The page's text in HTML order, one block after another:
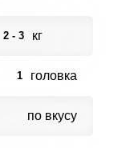
2 - 3 кг
1 головка
по вкусу